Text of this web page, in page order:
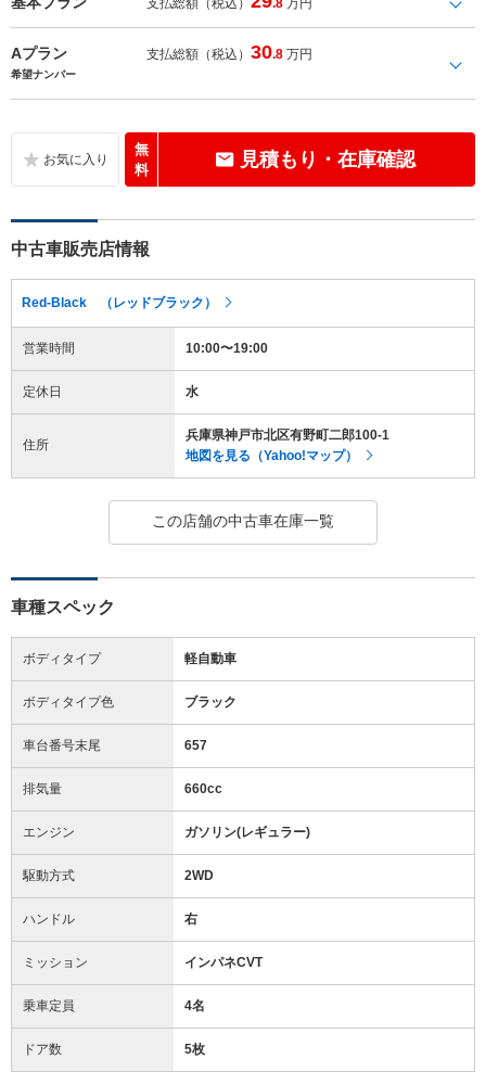
Aプラン 支払総額（税込）30.8 万円
希望ナンバー
無
料
見積もり・在庫確認
中古車販売店情報
Red-Black （レッドブラック）
営業時間 10:00〜19:00
定休日 水
住所
兵庫県神戸市北区有野町二郎100-1
地図を見る（Yahoo!マップ）
この店舗の中古車在庫一覧
車種スペック
ボディタイプ 軽自動車
ボディタイプ色 ブラック
車台番号末尾 657
排気量 660cc
エンジン ガソリン(レギュラー)
駆動方式 2WD
ハンドル 右
ミッション インパネCVT
乗車定員 4名
ドア数 5枚